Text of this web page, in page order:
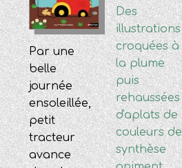
Des
illustrations
croquées à
la plume
puis
rehaussées
d'aplats de
couleurs de
synthèse
Par une
belle
journée
ensoleillée,
petit
tracteur
avance